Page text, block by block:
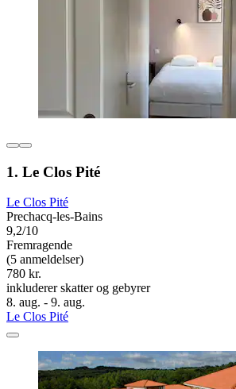
1. Le Clos Pité
Le Clos Pité
Prechacq-les-Bains
9,2/10
Fremragende
(5 anmeldelser)
780 kr.
inkluderer skatter og gebyrer
8. aug. - 9. aug.
Le Clos Pité